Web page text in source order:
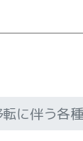
に伴う各